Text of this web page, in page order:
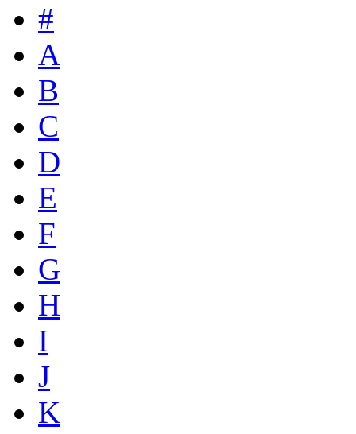
#
A
B
C
D
E
F
G
H
I
J
K